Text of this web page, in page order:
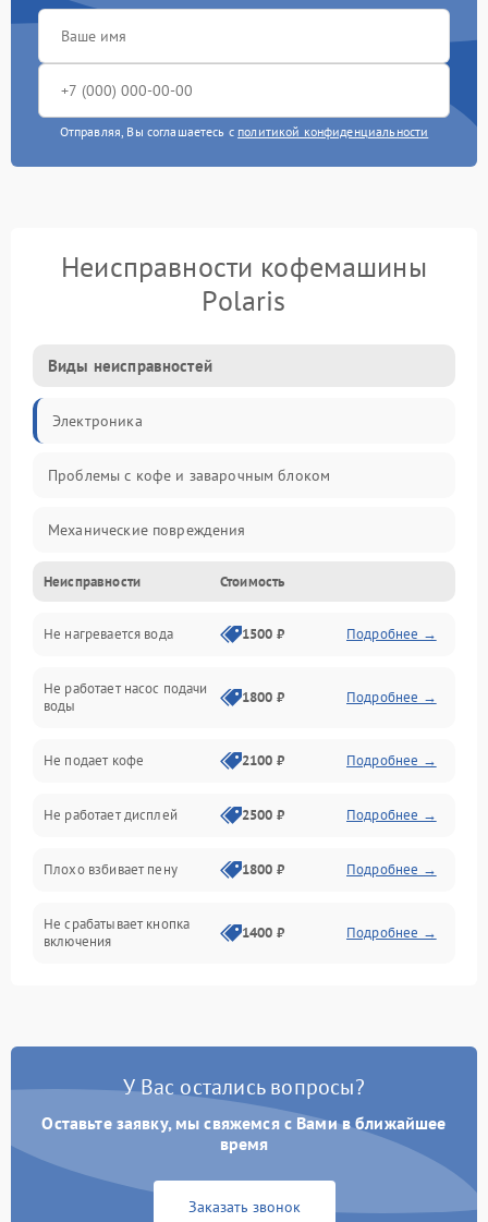
Отправляя, Вы соглашаетесь с политикой конфиденциальности
Неисправности кофемашины
Polaris
Виды неисправностей
Электроника
Проблемы с кофе и заварочным блоком
Механические повреждения
Прочие неисправности
Включение и работа
Проблемы с водой
Проблемы с капучинатором и паром
Управление и электроника
Программное обеспечение
Неисправности Стоимость
Не нагревается вода 1500 ₽ Подробнее →
Не работает насос подачи
воды
1800 ₽ Подробнее →
Не подает кофе 2100 ₽ Подробнее →
Не работает дисплей 2500 ₽ Подробнее →
Плохо взбивает пену 1800 ₽ Подробнее →
Не срабатывает кнопка
включения
1400 ₽ Подробнее →
Постоянные сбои в работе 1500 ₽ Подробнее →
У Вас остались вопросы?
Оставьте заявку, мы свяжемся с Вами в ближайшее
время
Заказать звонок